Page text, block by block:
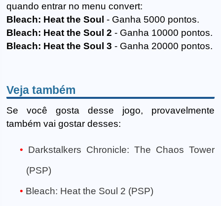
quando entrar no menu convert:
Bleach: Heat the Soul - Ganha 5000 pontos.
Bleach: Heat the Soul 2 - Ganha 10000 pontos.
Bleach: Heat the Soul 3 - Ganha 20000 pontos.
Veja também
Se você gosta desse jogo, provavelmente
também vai gostar desses:
Darkstalkers Chronicle: The Chaos Tower
(PSP)
Bleach: Heat the Soul 2 (PSP)